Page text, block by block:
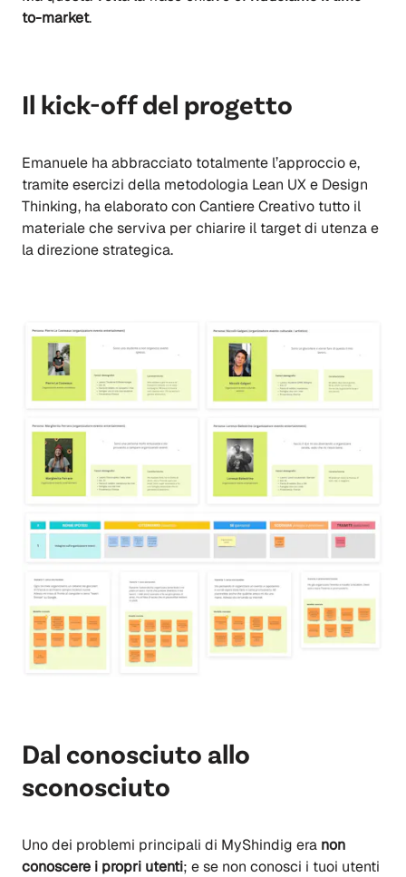
to-market.
Il kick-off del progetto
Emanuele ha abbracciato totalmente l’approccio e,
tramite esercizi della metodologia Lean UX e Design
Thinking, haelaboratocon Cantiere Creativo tutto il
materiale che serviva per chiarire il target di utenza e
la direzione strategica.
Dal conosciuto allo
sconosciuto
Uno dei problemi principali di MyShindig era non
conoscere i propri utenti; e se non conosci i tuoi utenti